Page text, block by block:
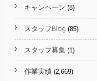
キャンペーン (8)
スタッフBlog (85)
スタッフ募集 (1)
作業実績 (2,669)